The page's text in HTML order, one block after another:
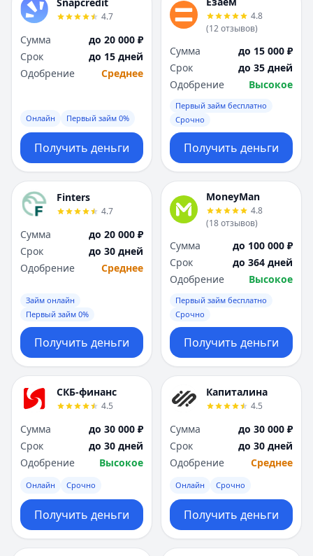
4.7
Сумма
до 20 000 ₽
Срок
до 15 дней
Одобрение
Среднее
Онлайн Первый займ 0%
Получить деньги
4.8
(12отзывов)
Сумма
до 15 000 ₽
Срок
до 35 дней
Одобрение
Высокое
Первый займ бесплатно
Срочно
Получить деньги
Finters
4.7
Сумма
до 20 000 ₽
Срок
до 30 дней
Одобрение
Среднее
Займ онлайн
Первый займ 0%
Получить деньги
MoneyMan
4.8
(18отзывов)
Сумма
до 100 000 ₽
Срок
до 364 дней
Одобрение
Высокое
Первый займ бесплатно
Срочно
Получить деньги
СКБ-финанс
4.5
Сумма
до 30 000 ₽
Срок
до 30 дней
Одобрение
Высокое
Онлайн Срочно
Получить деньги
Капиталина
4.5
Сумма
до 30 000 ₽
Срок
до 30 дней
Одобрение
Среднее
Онлайн Срочно
Получить деньги